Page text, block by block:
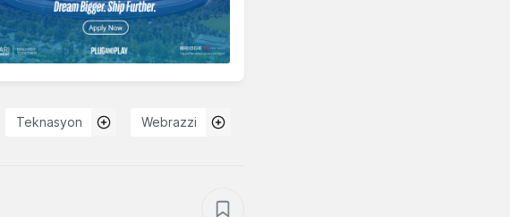
Teknasyon Webrazzi